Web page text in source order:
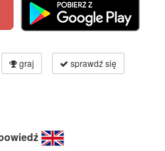
graj sprawdź się